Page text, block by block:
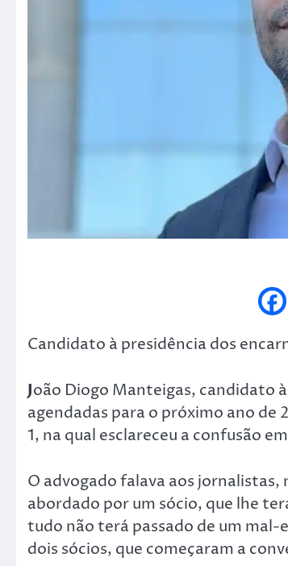
Candidato à presidência dos
João Diogo Manteigas, candidato
agendadas para o próximo ano
1, na qual esclareceu a confusão
O advogado falava aos
abordado por um sócio, que lhe
tudo não terá passado de um mal-
dois sócios, que começaram a